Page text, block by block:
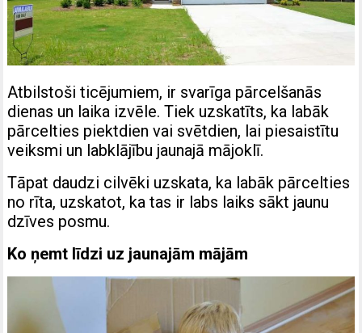
Atbilstoši ticējumiem, ir svarīga pārcelšanās
dienas un laika izvēle. Tiek uzskatīts, ka labāk
pārcelties piektdien vai svētdien, lai piesaistītu
veiksmi un labklājību jaunajā mājoklī.
Tāpat daudzi cilvēki uzskata, ka labāk pārcelties
no rīta, uzskatot, ka tas ir labs laiks sākt jaunu
dzīves posmu.
Ko ņemt līdzi uz jaunajām mājām